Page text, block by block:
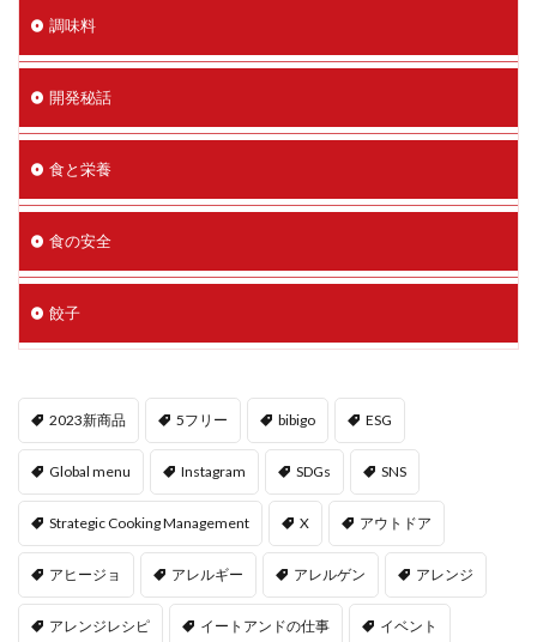
調味料
開発秘話
食と栄養
食の安全
餃子
2023新商品 5フリー bibigo ESG
Global menu Instagram SDGs SNS
Strategic Cooking Management X アウトドア
アヒージョ アレルギー アレルゲン アレンジ
アレンジレシピ イートアンドの仕事 イベント